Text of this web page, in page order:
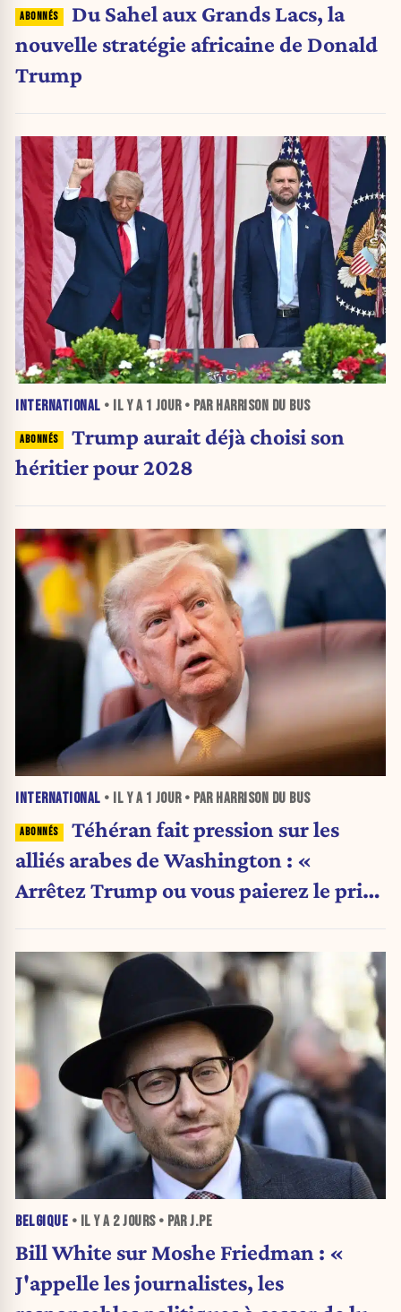
Du Sahel aux Grands Lacs, la
nouvelle stratégie africaine de Donald
Trump
INTERNATIONAL • IL Y A 1 JOUR• PAR HARRISON DU BUS
Trump aurait déjà choisi son
héritier pour 2028
INTERNATIONAL • IL Y A 1 JOUR• PAR HARRISON DU BUS
Téhéran fait pression sur les
alliés arabes de Washington : «
Arrêtez Trump ou vous paierez le prix
BELGIQUE • IL Y A 2 JOURS• PAR J.PE
Bill White sur Moshe Friedman : «
J'appelle les journalistes, les